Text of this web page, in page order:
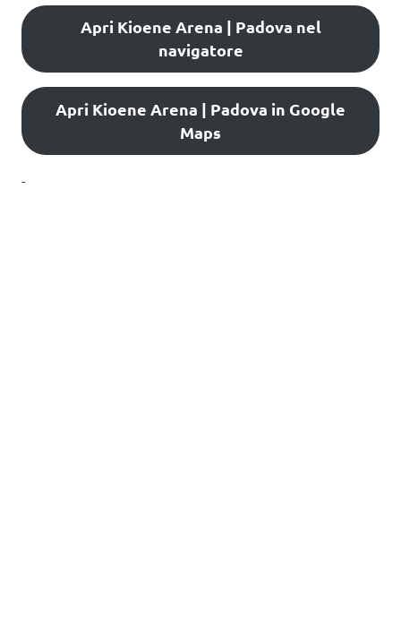
Apri Kioene Arena | Padova nel
navigatore
Apri Kioene Arena | Padova in Google
Maps
-